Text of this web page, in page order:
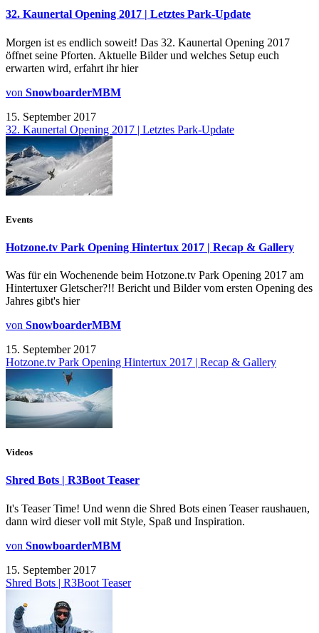
32. Kaunertal Opening 2017 | Letztes Park-Update
Morgen ist es endlich soweit! Das 32. Kaunertal Opening 2017
öffnet seine Pforten. Aktuelle Bilder und welches Setup euch
erwarten wird, erfahrt ihr hier
von SnowboarderMBM
15. September 2017
32. Kaunertal Opening 2017 | Letztes Park-Update
Events
Hotzone.tv Park Opening Hintertux 2017 | Recap & Gallery
Was für ein Wochenende beim Hotzone.tv Park Opening 2017 am
Hintertuxer Gletscher?!! Bericht und Bilder vom ersten Opening des
Jahres gibt's hier
von SnowboarderMBM
15. September 2017
Hotzone.tv Park Opening Hintertux 2017 | Recap & Gallery
Videos
Shred Bots | R3Boot Teaser
It's Teaser Time! Und wenn die Shred Bots einen Teaser raushauen,
dann wird dieser voll mit Style, Spaß und Inspiration.
von SnowboarderMBM
15. September 2017
Shred Bots | R3Boot Teaser